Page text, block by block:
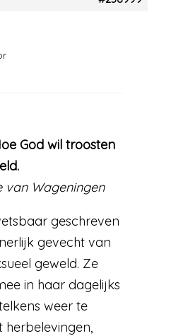
God wil troosten
van Wageningen
geschreven
gevecht van
geweld. Ze
in haar dagelijks
weer te